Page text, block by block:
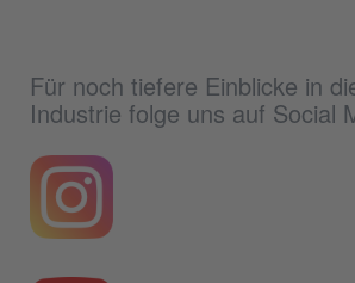
Für noch tiefere Einblicke in
Industrie folge uns auf Social